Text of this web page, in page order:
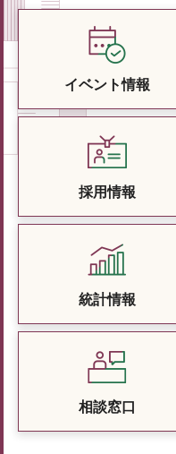
イベント情報
採用情報
統計情報
相談窓口